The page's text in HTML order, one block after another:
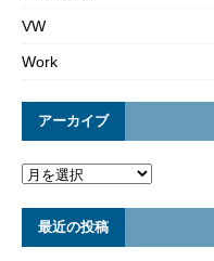
VW
Work
アーカイブ
最近の投稿